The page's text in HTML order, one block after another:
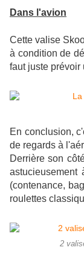
Dans l'avion
Cette valise
à condition de
faut juste prévoir
En conclusion,
de regards à
Derrière son
(contenance,
roulettes
2